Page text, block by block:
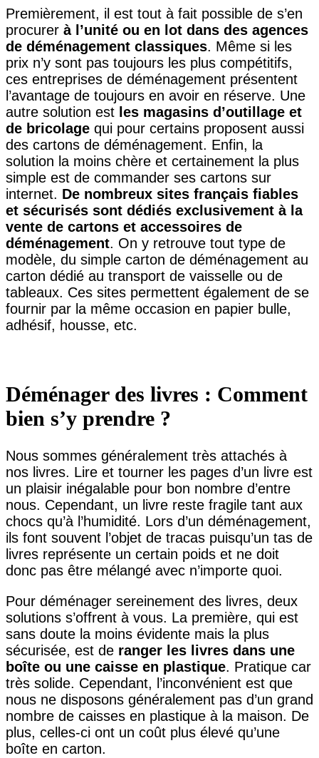
Premièrement, il est tout à fait possible de s’en
procurer à l’unité ou en lot dans des agences
de déménagement classiques. Même si les
prix n’y sont pas toujours les plus compétitifs,
ces entreprises de déménagement présentent
l’avantage de toujours en avoir en réserve. Une
autre solution est les magasins d’outillage et
de bricolage qui pour certains proposent aussi
des cartons de déménagement. Enfin, la
solution la moins chère et certainement la plus
simple est de commander ses cartons sur
internet. De nombreux sites français fiables
et sécurisés sont dédiés exclusivement à la
vente de cartons et accessoires de
déménagement. On y retrouve tout type de
modèle, du simple carton de déménagement au
carton dédié au transport de vaisselle ou de
tableaux. Ces sites permettent également de se
fournir par la même occasion en papier bulle,
adhésif, housse, etc.
Déménager des livres : Comment
bien s’y prendre ?
Nous sommes généralement très attachés à
nos livres. Lire et tourner les pages d’un livre est
un plaisir inégalable pour bon nombre d’entre
nous. Cependant, un livre reste fragile tant aux
chocs qu’à l’humidité. Lors d’un déménagement,
ils font souvent l’objet de tracas puisqu’un tas de
livres représente un certain poids et ne doit
donc pas être mélangé avec n’importe quoi.
Pour déménager sereinement des livres, deux
solutions s’offrent à vous. La première, qui est
sans doute la moins évidente mais la plus
sécurisée, est de ranger les livres dans une
boîte ou une caisse en plastique. Pratique car
très solide. Cependant, l’inconvénient est que
nous ne disposons généralement pas d’un grand
nombre de caisses en plastique à la maison. De
plus, celles-ci ont un coût plus élevé qu’une
boîte en carton.